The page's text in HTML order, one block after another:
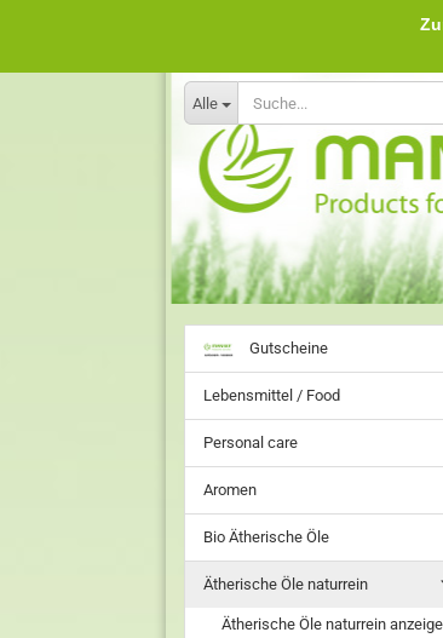
Alle
Gutscheine
Lebensmittel / Food
Personal care
Aromen
Bio Ätherische Öle
Ätherische Öle naturrein
Ätherische Öle naturrein